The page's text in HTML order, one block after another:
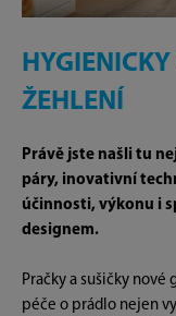
ŽEHLENÍ
Právě jste našli tu
páry, inovativní
účinnosti, výkonu i
designem.
Pračky a sušičky
péče o prádlo nejen